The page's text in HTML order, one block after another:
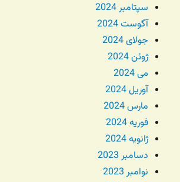
سپتامبر 2024
آگوست 2024
جولای 2024
ژوئن 2024
می 2024
آوریل 2024
مارس 2024
فوریه 2024
ژانویه 2024
دسامبر 2023
نوامبر 2023